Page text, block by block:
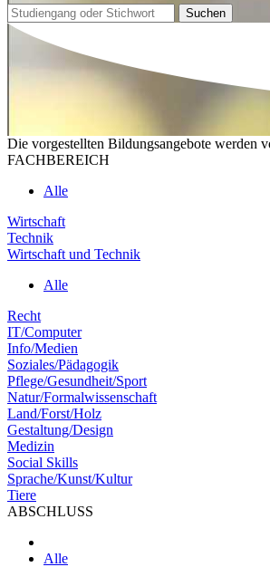
Suchen
Die vorgestellten Bildungsangebote werden
FACHBEREICH
Alle
Wirtschaft
Technik
Wirtschaft und Technik
Alle
Recht
IT/Computer
Info/Medien
Soziales/Pädagogik
Pflege/Gesundheit/Sport
Natur/Formalwissenschaft
Land/Forst/Holz
Gestaltung/Design
Medizin
Social Skills
Sprache/Kunst/Kultur
Tiere
ABSCHLUSS
Alle